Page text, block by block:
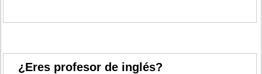
¿Eres profesor de inglés?